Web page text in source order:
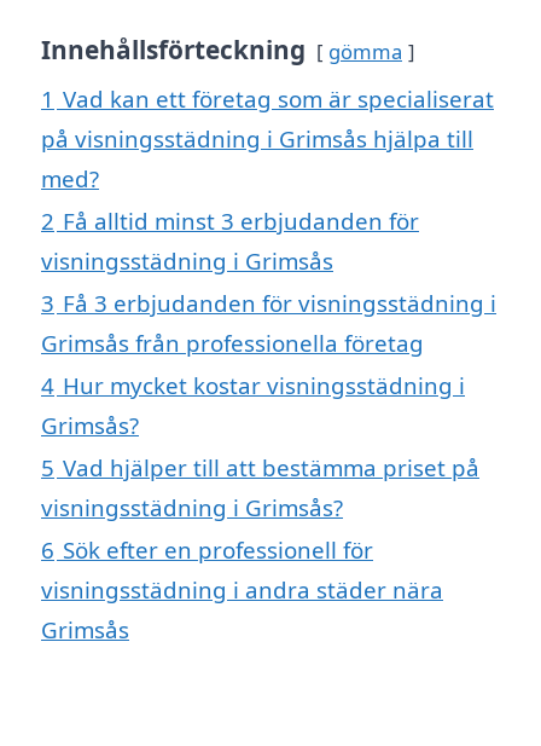
Innehållsförteckning gömma
1 Vad kan ett företag som är specialiserat
på visningsstädning i Grimsås hjälpa till
med?
2 Få alltid minst 3 erbjudanden för
visningsstädning i Grimsås
3 Få 3 erbjudanden för visningsstädning i
Grimsås från professionella företag
4 Hur mycket kostar visningsstädning i
Grimsås?
5 Vad hjälper till att bestämma priset på
visningsstädning i Grimsås?
6 Sök efter en professionell för
visningsstädning i andra städer nära
Grimsås